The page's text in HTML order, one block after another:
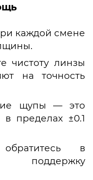
каждой смене
чистоту линзы
на точность
щупы — это
в пределах ±0.1
в